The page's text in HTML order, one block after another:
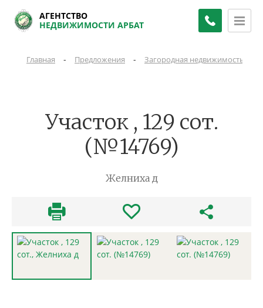
АГЕНТСТВО
НЕДВИЖИМОСТИ АРБАТ
Главная - Предложения - Загородная недвижимость
Участок , 129 сот.
(№14769)
Желниха д